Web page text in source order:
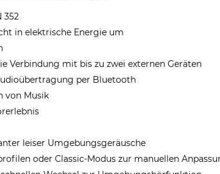
352
in elektrische Energie um
Verbindung mit bis zu zwei externen Geräten
per Bluetooth
von Musik
leiser Umgebungsgeräusche
oder Classic-Modus zur manuellen